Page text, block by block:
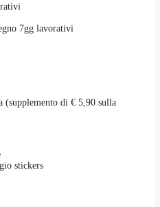
7gg lavorativi
(supplemento di € 5,90 sulla
stickers